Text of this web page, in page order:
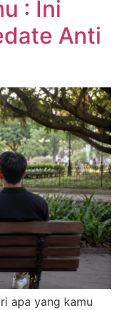
: Ini
Anti
apa yang kamu